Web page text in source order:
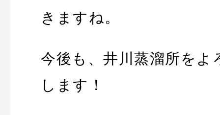
きますね。
今後も、井川蒸溜所をよ
します！